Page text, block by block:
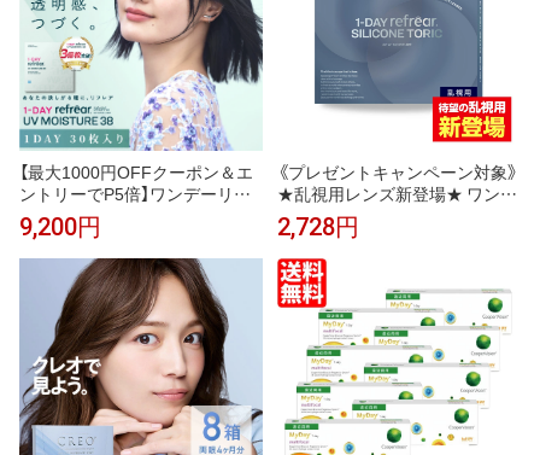
【最大1000円OFFクーポン＆エ
ントリーでP5倍】ワンデーリフ
レアUVモイスチャー38 8箱セッ
ト （1箱30枚）UVカット コンタ
クトレンズ 1day 1日使い捨て コ
ンタクト refrear フロムアイズ
9,200円
《プレゼントキャンペーン対象》
★乱視用レンズ新登場★ ワンデ
ーリフレア シリコーン トーリッ
ク 1箱30枚入 乱視用コンタクト
コンタクトレンズ ワンデー ワン
デーコンタクト 1day 使い捨て
コンタクト シリコン UVカット
2,728円